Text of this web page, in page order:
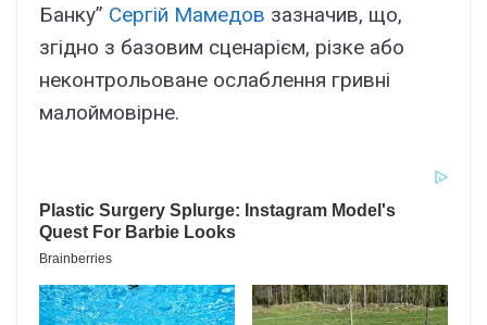
Банку” Сергій Мамедов зазначив, що,
згідно з базовим сценарієм, різке або
неконтрольоване ослаблення гривні
малоймовірне.